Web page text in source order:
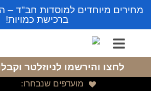
מחירים מיוחדים למוסדות חב"ד –
ברכישת כמויות!
לחצו והירשמו לניוזלטר וקבלו 10%
מועדפים שנבחרו: